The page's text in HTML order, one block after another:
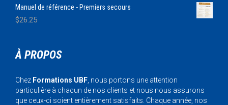
Manuel de référence - Premiers secours
$26.25
À PROPOS
Chez Formations UBF , nous portons une attention
particulière à chacun de nos clients et nous nous assurons
que ceux-ci soient entièrement satisfaits. Chaque année, nos